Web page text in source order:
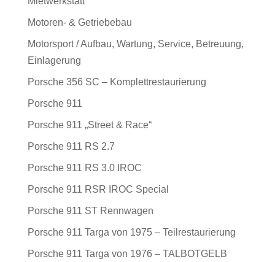
Motoren- & Getriebebau
Motorsport / Aufbau, Wartung, Service, Betreuung,
Einlagerung
Porsche 356 SC – Komplettrestaurierung
Porsche 911
Porsche 911 „Street & Race“
Porsche 911 RS 2.7
Porsche 911 RS 3.0 IROC
Porsche 911 RSR IROC Special
Porsche 911 ST Rennwagen
Porsche 911 Targa von 1975 – Teilrestaurierung
Porsche 911 Targa von 1976 – TALBOTGELB